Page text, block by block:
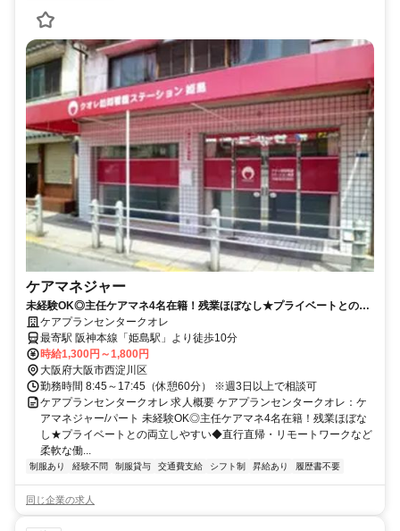
ケアマネジャー
未経験OK◎主任ケアマネ4名在籍！残業ほぼなし★プライベートとの両
立しやすい◆直行直帰・リモートワークなど柔軟な働き方が可能☆【大
阪市西淀川区、居宅、姫島駅、ケアマネ、パート】
ケアプランセンタークオレ
最寄駅 阪神本線「姫島駅」より徒歩10分
時給1,300円～1,800円
大阪府大阪市西淀川区
勤務時間 8:45～17:45（休憩60分） ※週3日以上で相談可
ケアプランセンタークオレ 求人概要 ケアプランセンタークオレ：ケ
アマネジャー/パート 未経験OK◎主任ケアマネ4名在籍！残業ほぼな
し★プライベートとの両立しやすい◆直行直帰・リモートワークなど
柔軟な働...
制服あり 経験不問 制服貸与 交通費支給 シフト制 昇給あり 履歴書不要
同じ企業の求人